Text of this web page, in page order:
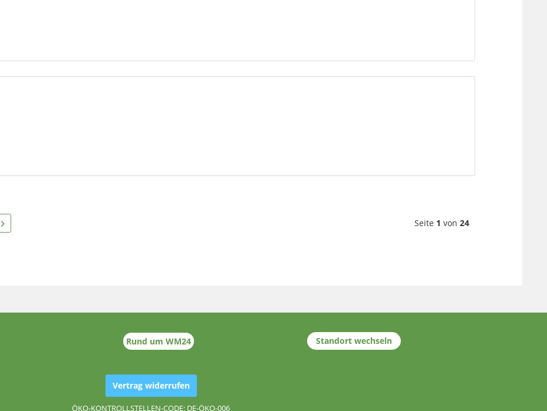
Seite 1 von 24
Rund um WM24 Standort wechseln
Vertrag widerrufen
ÖKO-KONTROLLSTELLEN-CODE: DE-ÖKO-006